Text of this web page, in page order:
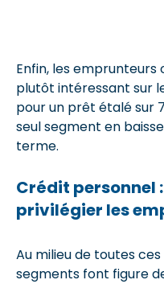
Enfin, les
plutôt intéressant sur
pour un prêt étalé sur
seul segment en
terme.
Crédit personnel
privilégier les
Au milieu de toutes ces
segments font figure